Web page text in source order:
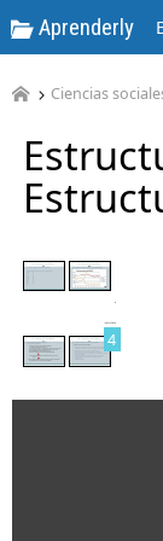
Aprenderly
Ciencias
2
4